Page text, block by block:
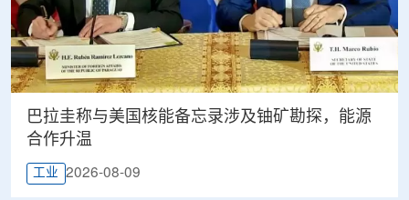
巴拉圭称与美国核能备忘录涉及铀矿勘探，能源
合作升温
工业 2026-08-09